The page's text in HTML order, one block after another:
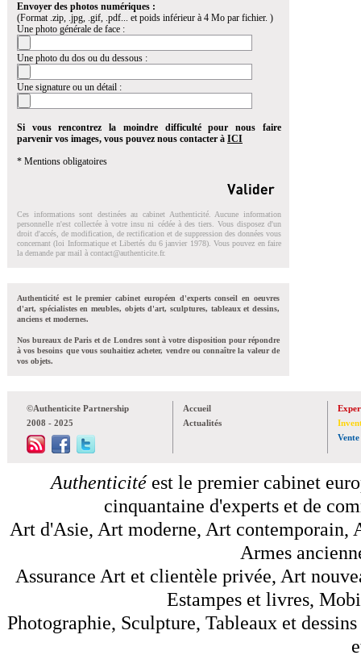
Envoyer des photos numériques :
(Format .zip, .jpg, .gif, .pdf... et poids inférieur à 4 Mo par fichier. )
Une photo générale de face :
Une photo du dos ou du dessous :
Une signature ou un détail :
Si vous rencontrez la moindre difficulté pour nous faire
parvenir vos images, vous pouvez nous contacter à ICI
* Mentions obligatoires
Ces informations sont destinées au cabinet Authenticité. Aucune information
personnelle n'est collectée à votre insu ni cédée à des tiers. Vous disposez d'un
droit d'accés, de modification, de rectification et de suppression des données vous
concernant (loi Informatique et Libertés du 6 janvier 1978). Vous pouvez en faire
la demande par mail à contact@authenticite.fr.
Authenticité est le premier cabinet européen d'experts conseil en oeuvres
d'art, spécialistes en meubles, objets d'art, sculptures, tableaux et dessins,
anciens et modernes.
Nos bureaux de Paris et de Londres sont à votre disposition pour répondre
à vos besoins que vous souhaitiez acheter, vendre ou connaître la valeur de
vos objets.
©Authenticite Partnership
2008 - 2025
Accueil
Actualités
Vente
Authenticitéest le premier cabinet
cinquantaine d'experts et de
Art d'Asie, Art moderne, Art contemporain,
Armes
Assurance Art et clientèle privée, Art
Estampes et livres,
Photographie, Sculpture, Tableaux et